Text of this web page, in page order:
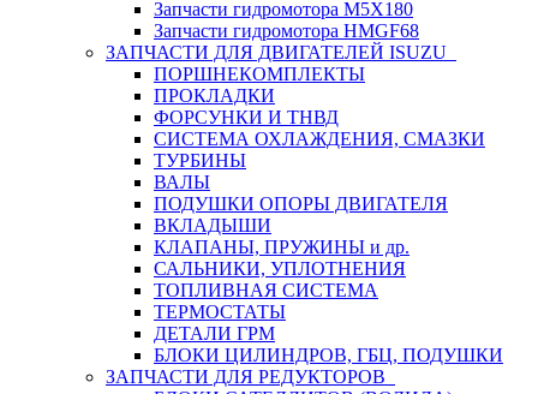
Запчасти гидромотора M5X180
Запчасти гидромотора HMGF68
ЗАПЧАСТИ ДЛЯ ДВИГАТЕЛЕЙ ISUZU
ПОРШНЕКОМПЛЕКТЫ
ПРОКЛАДКИ
ФОРСУНКИ И ТНВД
СИСТЕМА ОХЛАЖДЕНИЯ, СМАЗКИ
ТУРБИНЫ
ВАЛЫ
ПОДУШКИ ОПОРЫ ДВИГАТЕЛЯ
ВКЛАДЫШИ
КЛАПАНЫ, ПРУЖИНЫ и др.
САЛЬНИКИ, УПЛОТНЕНИЯ
ТОПЛИВНАЯ СИСТЕМА
ТЕРМОСТАТЫ
ДЕТАЛИ ГРМ
БЛОКИ ЦИЛИНДРОВ, ГБЦ, ПОДУШКИ
ЗАПЧАСТИ ДЛЯ РЕДУКТОРОВ